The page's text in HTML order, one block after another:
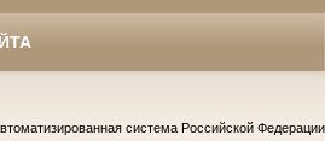
система Российской